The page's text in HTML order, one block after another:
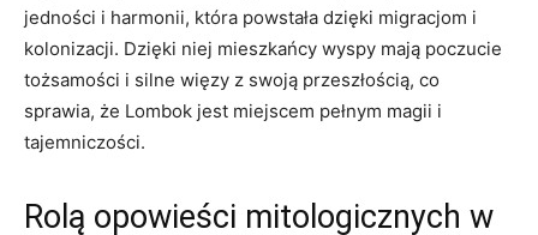
jedności i⁤ harmonii,⁤ która powstała dzięki migracjom ⁢i
kolonizacji.⁤ Dzięki niej ⁣mieszkańcy wyspy ‍mają⁢ poczucie
tożsamości i‌ silne więzy z ‌swoją przeszłością, co‍
sprawia, że‍ Lombok jest miejscem‍ pełnym magii i
tajemniczości.
Rolą opowieści mitologicznych w